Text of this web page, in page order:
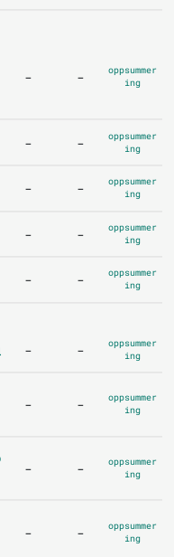
- -
oppsummer
ing
- -
oppsummer
ing
- -
oppsummer
ing
- -
oppsummer
ing
- -
oppsummer
ing
- -
oppsummer
ing
- -
oppsummer
ing
- -
oppsummer
ing
- -
oppsummer
ing